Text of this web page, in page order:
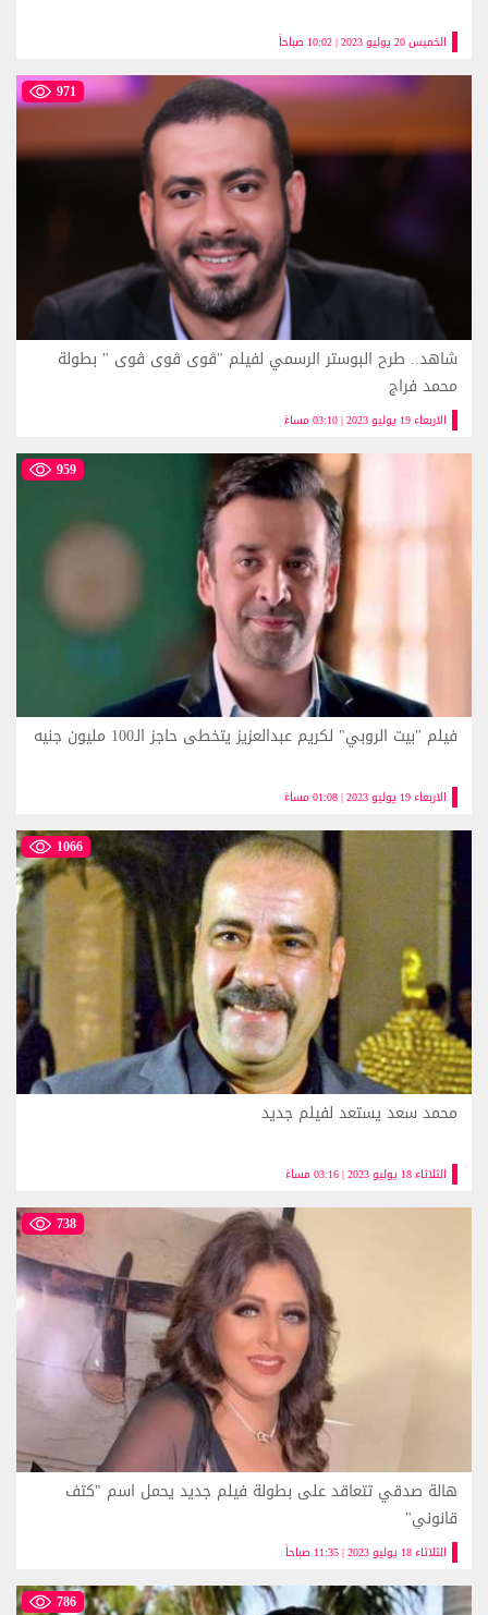
الخميس 20 يوليو 2023 | 10:02 صباحاً
971
الاربعاء 19 يوليو 2023 | 03:10 مساءً
شاهد.. طرح البوستر الرسمي لفيلم "ڤوى ڤوى ڤوى " بطولة
محمد فراج
959
الاربعاء 19 يوليو 2023 | 01:08 مساءً
فيلم "بيت الروبي" لكريم عبدالعزيز يتخطى حاجز الـ100 مليون جنيه
1066
الثلاثاء 18 يوليو 2023 | 03:16 مساءً
محمد سعد يستعد لفيلم جديد
738
الثلاثاء 18 يوليو 2023 | 11:35 صباحاً
هالة صدقي تتعاقد على بطولة فيلم جديد يحمل اسم "كتف
قانوني"
786